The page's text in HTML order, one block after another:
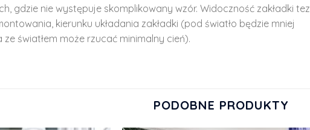
gdzie nie występuje skomplikowany wzór. Widoczność zakładki tez
kierunku układania zakładki (pod światło będzie mniej
ze światłem może rzucać minimalny cień).
PODOBNE PRODUKTY